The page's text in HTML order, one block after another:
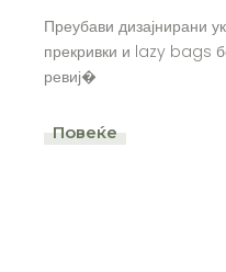
Преубави дизајнирани
прекривки и lazy bags
ревиј�
Повеќе